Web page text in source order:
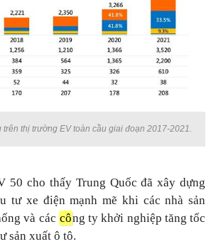
thị trường EV toàn cầu giai đoạn 2017-2021.
50 cho thấy Trung Quốc đã xây dựng
tư xe điện mạnh mẽ khi các nhà sản
và các công ty khởi nghiệp tăng tốc
sản xuất ô tô.